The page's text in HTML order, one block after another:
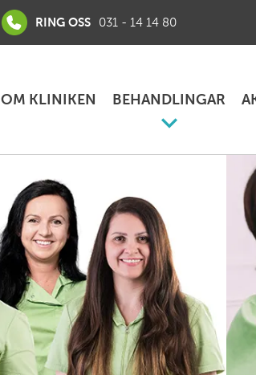
RING OSS 031 - 14 14 80
OM KLINIKEN BEHANDLINGAR